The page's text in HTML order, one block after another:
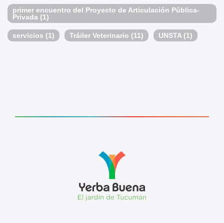
primer encuentro del Proyecto de Articulación Pública-
Privada (1)
servicios (1) Tráiler Veterinario (11) UNSTA (1)